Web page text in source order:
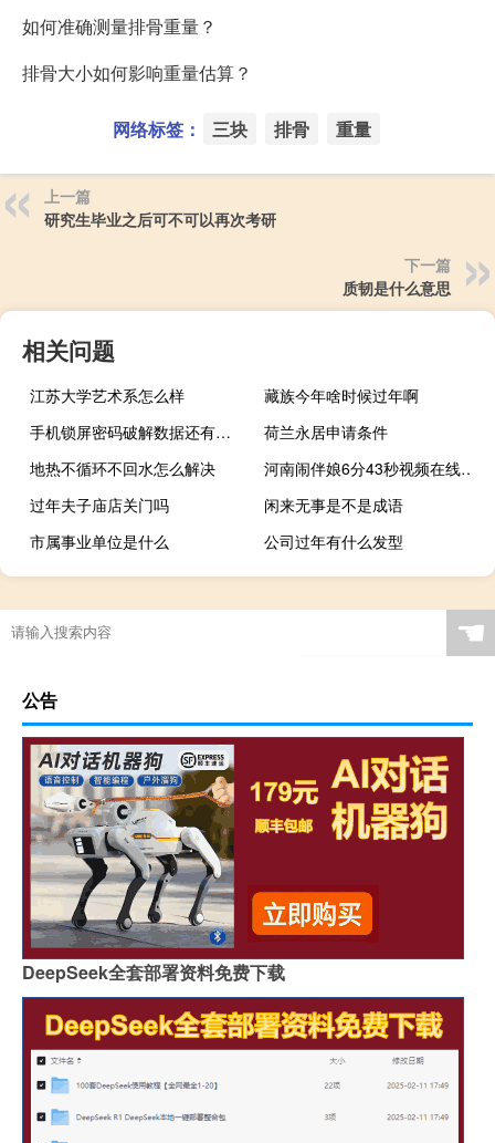
如何准确测量排骨重量？
排骨大小如何影响重量估算？
网络标签： 三块 排骨 重量
上一篇
研究生毕业之后可不可以再次考研
下一篇
质韧是什么意思
相关问题
江苏大学艺术系怎么样
藏族今年啥时候过年啊
手机锁屏密码破解数据还有吗（手机锁屏密码破解）
荷兰永居申请条件
地热不循环不回水怎么解决
河南闹伴娘6分43秒视频在线观看（河南闹伴娘6分43秒视频种子）
过年夫子庙店关门吗
闲来无事是不是成语
市属事业单位是什么
公司过年有什么发型
☚
公告
DeepSeek全套部署资料免费下载